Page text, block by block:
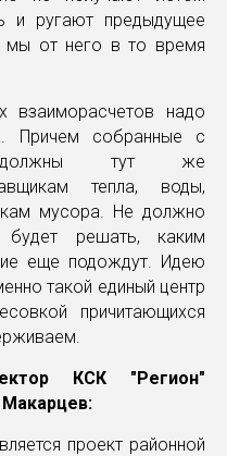
и ругают предыдущее
мы от него в то время
взаиморасчетов надо
Причем собранные с
должны тут же
тепла, воды,
мусора. Не должно
решать, каким
еще подождут. Идею
такой единый центр
причитающихся
КСК "Регион"
Макарцев:
проект районной